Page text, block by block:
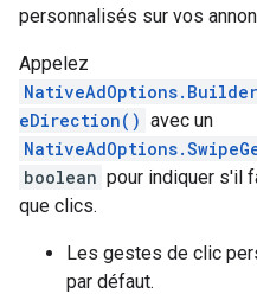
personnalisés sur vos
Appelez
eDirection() avec un
boolean pour indiquer s'il
que clics.
Les gestes de clic
par défaut.